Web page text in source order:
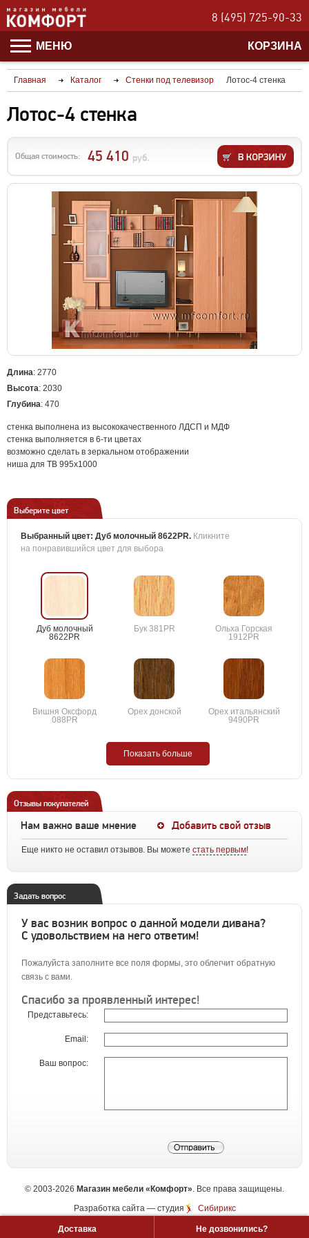
8 (495) 725-90-33
МЕНЮ КОРЗИНА
Главная Каталог Стенки под телевизор Лотос-4 стенка
Лотос-4 стенка
Общая стоимость: 45 410 руб.
Длина: 2770
Высота: 2030
Глубина: 470
стенка выполнена из высококачественного ЛДСП и МДФ
стенка выполняется в 6-ти цветах
возможно сделать в зеркальном отображении
ниша для ТВ 995х1000
Выберите цвет
Выбранный цвет: Дуб молочный 8622PR. Кликните
на понравившийся цвет для выбора
Дуб молочный
8622PR
Бук 381PR
Ольха Горская
1912PR
Вишня Оксфорд
088PR
Орех донской
Орех итальянский
9490PR
Показать больше
Отзывы покупателей
Нам важно ваше мнение Добавить свой отзыв
Еще никто не оставил отзывов. Вы можете стать первым!
Задать вопрос
У вас возник вопрос о данной модели дивана?
С удовольствием на него ответим!
Пожалуйста заполните все поля формы, это облегчит обратную
связь с вами.
Спасибо за проявленный интерес!
Представьтесь:
Email:
Ваш вопрос:
Доставка Не дозвонились?
© 2003-2026 Магазин мебели «Комфорт». Все права защищены.
Разработка сайта— студия Сибирикс